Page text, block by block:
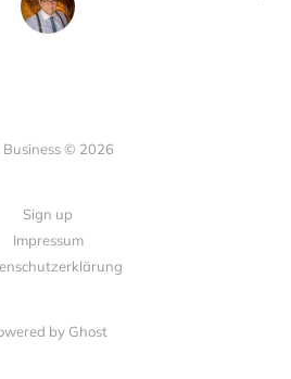
Business © 2026
Sign up
Impressum
by Ghost